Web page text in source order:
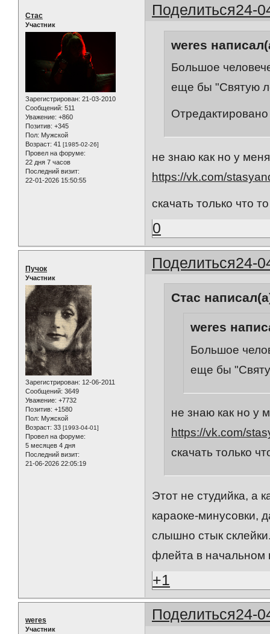
Поделиться24-
Стас
Участник
Зарегистрирован: 21-03-2010
Сообщений: 511
Уважение: +860
Позитив: +345
Пол: Мужской
Возраст: 41 [1985-02-26]
Провел на форуме:
22 дня 7 часов
Последний визит:
22-01-2026 15:50:55
weres
Большое
еще бы "Святую
не знаю как но у
https://vk.com/
скачать только что
0
Поделиться24-
Пучок
Участник
Зарегистрирован: 12-06-2011
Сообщений: 3649
Уважение: +7732
Позитив: +1580
Пол: Мужской
Возраст: 33 [1993-04-01]
Провел на форуме:
5 месяцев 4 дня
Последний визит:
21-06-2026 22:05:19
Стас
weres
Большое
еще бы
не знаю как но у
https://vk.com/
скачать только
Этот не студийка, а
караоке-минусовки,
слышно стык
флейта в начальном
+1
Поделиться24-
weres
Участник